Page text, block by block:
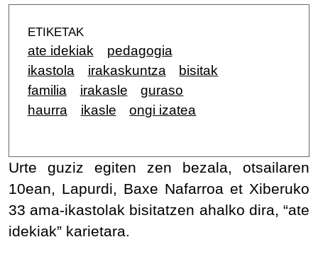
Urte guziz egiten zen bezala, otsailaren
10ean, Lapurdi, Baxe Nafarroa et Xiberuko
33 ama-ikastolak bisitatzen ahalko dira, “ate
idekiak” karietara.
ETIKETAK
ate idekiak
pedagogia
ikastola
irakaskuntza
bisitak
familia
irakasle
guraso
haurra
ikasle ongi izatea